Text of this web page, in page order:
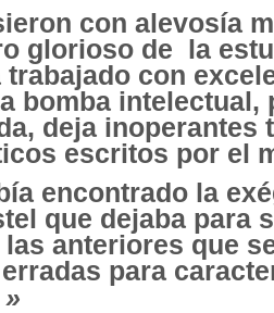
con alevosía
glorioso de
la
trabajado con
bomba intelectual,
deja inoperantes
escritos por el
encontrado la
que dejaba para
anteriores que
para